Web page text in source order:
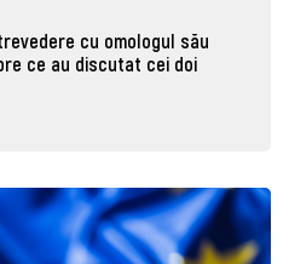
cu omologul său
ce au discutat cei doi